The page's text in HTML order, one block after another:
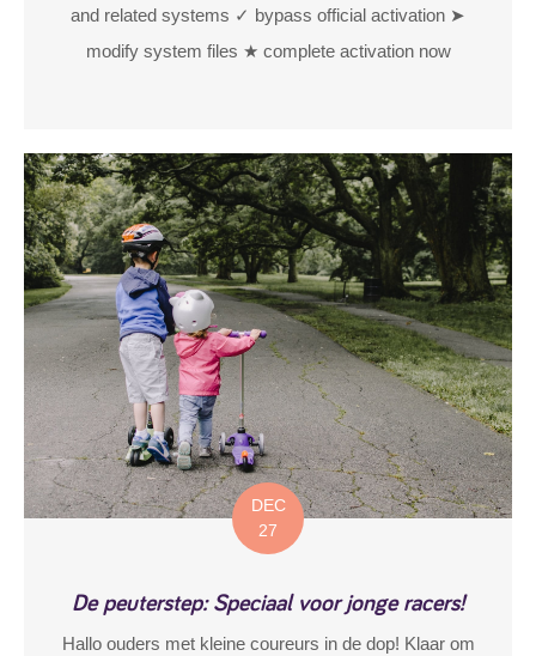
and related systems ✓ bypass official activation ➤
modify system files ★ complete activation now
DEC
27
De peuterstep: Speciaal voor jonge racers!
Hallo ouders met kleine coureurs in de dop! Klaar om